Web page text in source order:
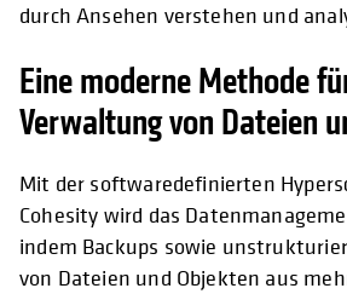
durch Ansehen verstehen und
Eine moderne Methode
Verwaltung von Dateien
Mit der softwaredefinierten
Cohesity wird das
indem Backups sowie
von Dateien und Objekten aus